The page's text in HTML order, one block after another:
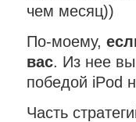
чем месяц))
По-моему,
вас. Из нее
победой iPod
Часть